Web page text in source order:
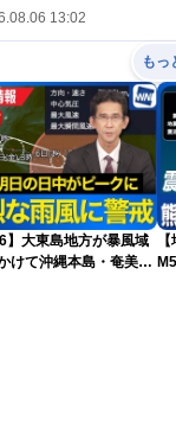
13:02
もっ
】大東島地方が暴風域
けて沖縄本島・奄美通